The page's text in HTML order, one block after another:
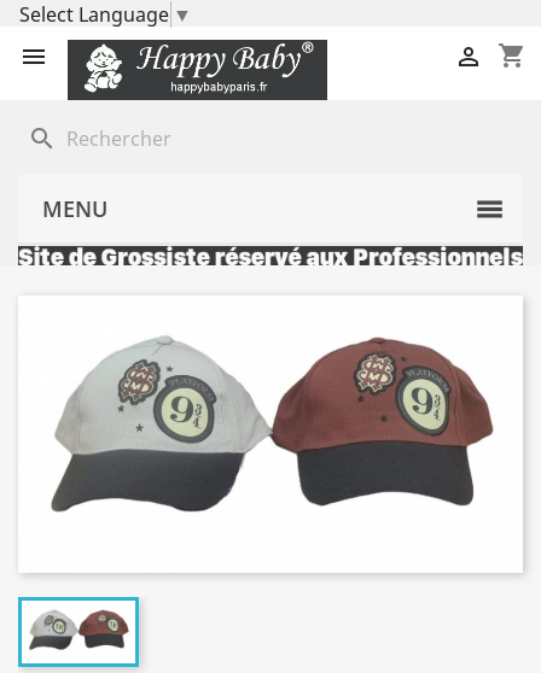
Select Language ▼
 shopping_cart

search
MENU